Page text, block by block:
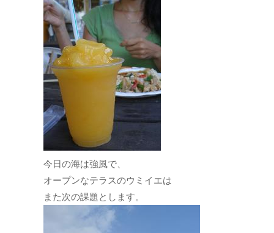
今日の海は強風で、
オープンなテラスのウミイエは
また次の課題とします。